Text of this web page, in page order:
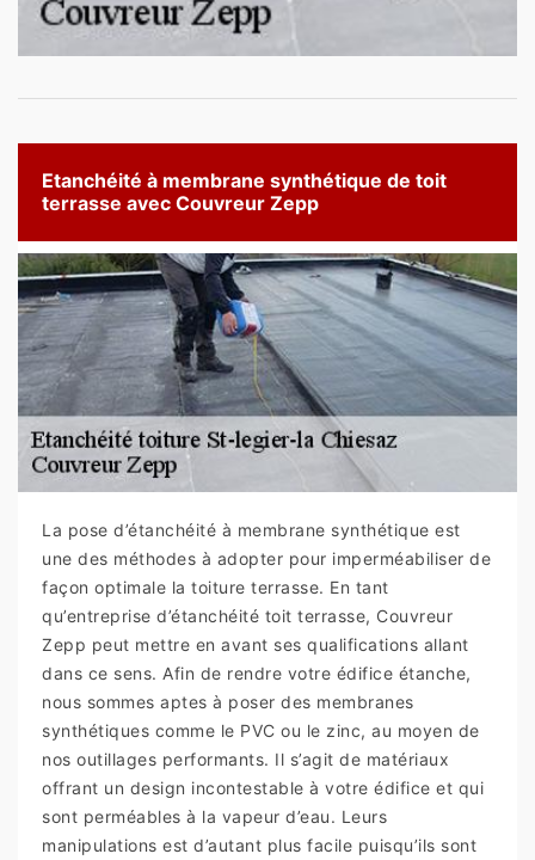
Etanchéité à membrane synthétique de toit
terrasse avec Couvreur Zepp
La pose d’étanchéité à membrane synthétique est
une des méthodes à adopter pour imperméabiliser de
façon optimale la toiture terrasse. En tant
qu’entreprise d’étanchéité toit terrasse, Couvreur
Zepp peut mettre en avant ses qualifications allant
dans ce sens. Afin de rendre votre édifice étanche,
nous sommes aptes à poser des membranes
synthétiques comme le PVC ou le zinc, au moyen de
nos outillages performants. Il s’agit de matériaux
offrant un design incontestable à votre édifice et qui
sont perméables à la vapeur d’eau. Leurs
manipulations est d’autant plus facile puisqu’ils sont